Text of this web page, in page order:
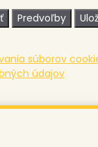
Predvoľby
súborov
údajov